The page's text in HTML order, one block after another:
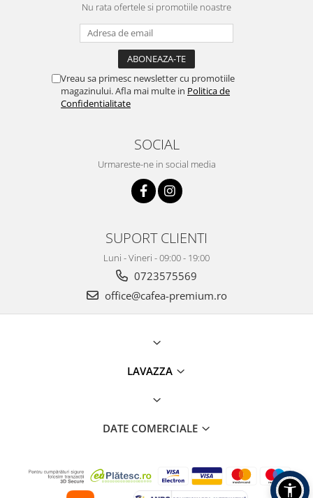
Nu rata ofertele si promotiile noastre
Vreau sa primesc newsletter cu promotiile
magazinului. Afla mai multe in Politica de
Confidentialitate
SOCIAL
Urmareste-ne in social media
SUPORT CLIENTI
Luni - Vineri - 09:00 - 19:00
0723575569
office@cafea-premium.ro
LAVAZZA
DATE COMERCIALE